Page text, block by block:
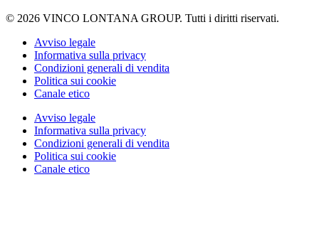
© 2026 VINCO LONTANA GROUP. Tutti i diritti riservati.
Avviso legale
Informativa sulla privacy
Condizioni generali di vendita
Politica sui cookie
Canale etico
Avviso legale
Informativa sulla privacy
Condizioni generali di vendita
Politica sui cookie
Canale etico